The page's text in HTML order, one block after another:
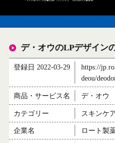
デ・オウのLPデザイン
登録日 2022-03-29
https://
deou/
商品・サービス名 デ・オウ
カテゴリー スキンケ
企業名 ロート製